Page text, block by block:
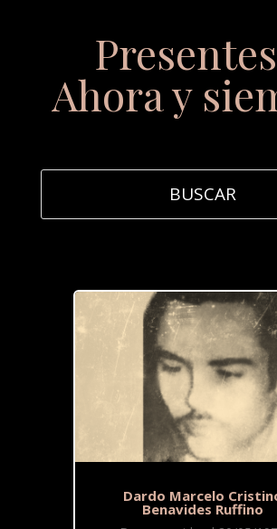
Ahora y
Dardo Marcelo
Benavides Ruffino